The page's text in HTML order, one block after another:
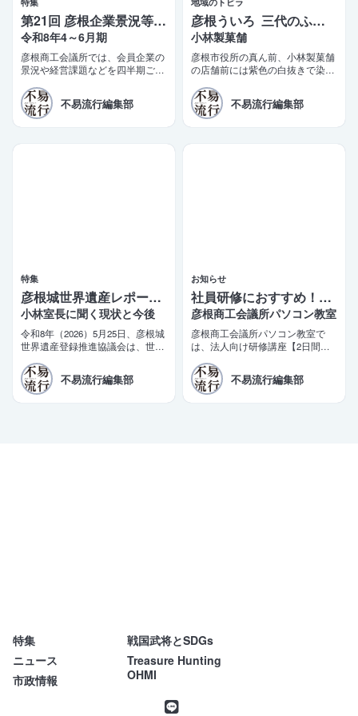
第21回 彦根企業景況等調査報告
令和8年4～6月期
彦根商工会議所では、会員企業の
景況や経営課題などを四半期ごと
査」を実施しております。このほ
ど第21四半期（令和8年4〜6月
期）の調査結果がまとまりました
不易流行編集部
彦根ういろ 三代のふるさとの味
小林製菓舗
彦根市役所の真ん前、小林製菓舗
の店舗前には紫色の白抜きで染め
新しい陣旗が立っている。少し前
までは「彦根ういろ ふるさとの
味」だった。
不易流行編集部
特集
彦根城世界遺産レポート 5
小林室長に聞く現状と今後
令和8年（2026）5月25日、彦根城
世界遺産登録推進協議会は、世界
文化庁に提出した。三日月大造滋
賀県知事と田島一成彦根市長が同
日コメントを発表。「令和10年の
不易流行編集部
お知らせ
社員研修におすすめ！2日間で学べるビジネス講座
彦根商工会議所パソコン教室
彦根商工会議所パソコン教室で
は、法人向け研修講座【2日間で
を開講しております。商工会議所
の会員企業様限定の特別価格もご
用意しております。
不易流行編集部
不易流行
特集
ニュース
市政情報
戦国武将とSDGs
Treasure Hunting
OHMI